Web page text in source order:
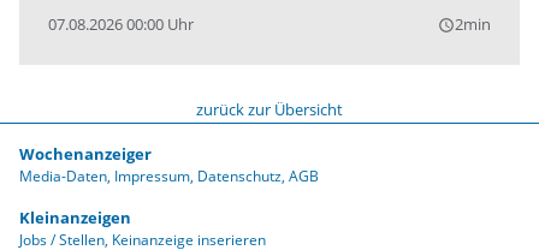
07.08.2026 00:00 Uhr query_builder2min
zurück zur Übersicht
Wochenanzeiger
Media-Daten Impressum Datenschutz AGB
Kleinanzeigen
Jobs / Stellen Keinanzeige inserieren